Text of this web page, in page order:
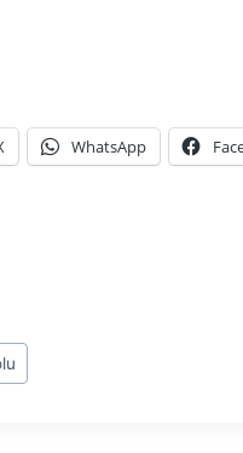
WhatsApp